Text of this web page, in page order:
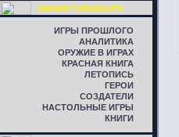
ЛИНИЯ ГОРИЗОНТА
ИГРЫ ПРОШЛОГО
АНАЛИТИКА
ОРУЖИЕ В ИГРАХ
КРАСНАЯ КНИГА
ЛЕТОПИСЬ
ГЕРОИ
СОЗДАТЕЛИ
НАСТОЛЬНЫЕ ИГРЫ
КНИГИ